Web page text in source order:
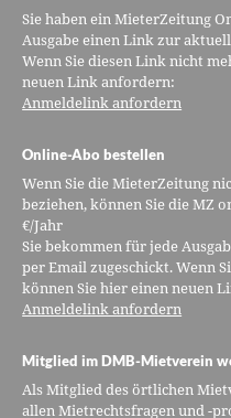
Sie haben ein MieterZeitung
Ausgabe einen Link zur
Wenn Sie diesen Link nicht
neuen Link anfordern:
Anmeldelink anfordern
Online-Abo bestellen
Wenn Sie die MieterZeitung
beziehen, können Sie die MZ
€/Jahr
Sie bekommen für jede
per Email zugeschickt. Wenn
können Sie hier einen neuen
Anmeldelink anfordern
Mitglied im DMB-Mietverein
Als Mitglied des örtlichen
allen Mietrechtsfragen und -